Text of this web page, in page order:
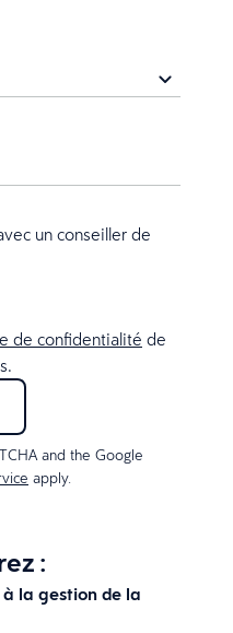
:
à la gestion de la
un conseiller de
de confidentialité de
and the Google
apply.